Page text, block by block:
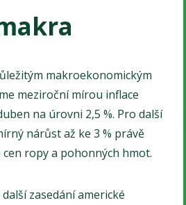
makroekonomickým
meziroční mírou inflace
na úrovni 2,5 %. Pro další
nárůst až ke 3 % právě
ropy a pohonných hmot.
zasedání americké